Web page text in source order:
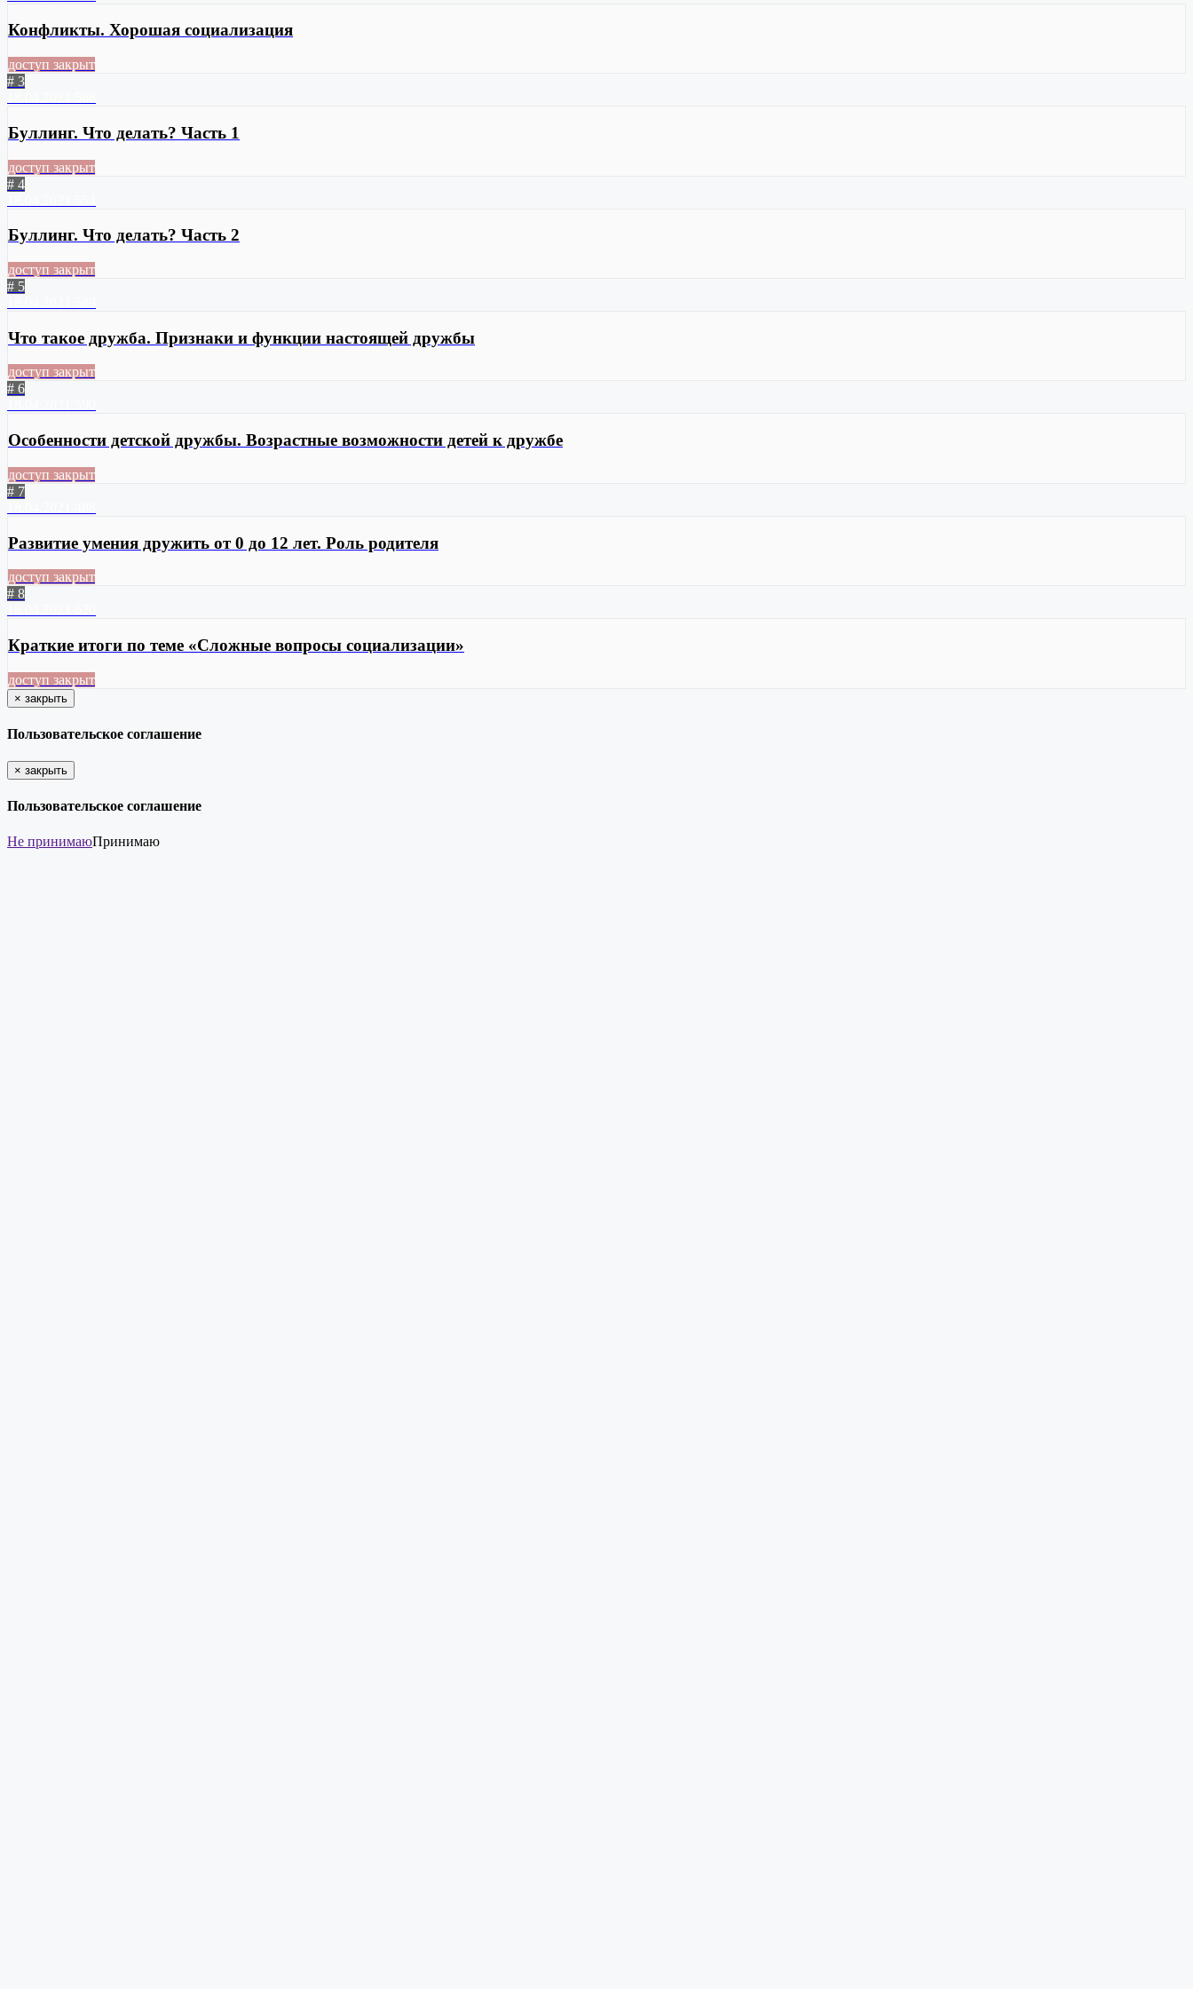
Конфликты. Хорошая социализация
доступ закрыт
# 3
Буллинг. Что делать? Часть 1
доступ закрыт
# 4
Буллинг. Что делать? Часть 2
доступ закрыт
# 5
Что такое дружба. Признаки и функции настоящей дружбы
доступ закрыт
# 6
Особенности детской дружбы. Возрастные возможности детей к дружбе
доступ закрыт
# 7
Развитие умения дружить от 0 до 12 лет. Роль родителя
доступ закрыт
# 8
Краткие итоги по теме «Сложные вопросы социализации»
доступ закрыт
× закрыть
Пользовательское соглашение
× закрыть
Пользовательское соглашение
Не принимаюПринимаю